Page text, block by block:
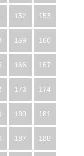
152 153
159 160
166 167
173 174
180 181
187 188